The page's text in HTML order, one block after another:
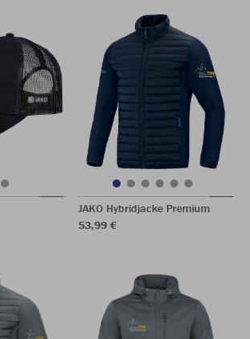
JAKO Hybridjacke Premium
53,99 €